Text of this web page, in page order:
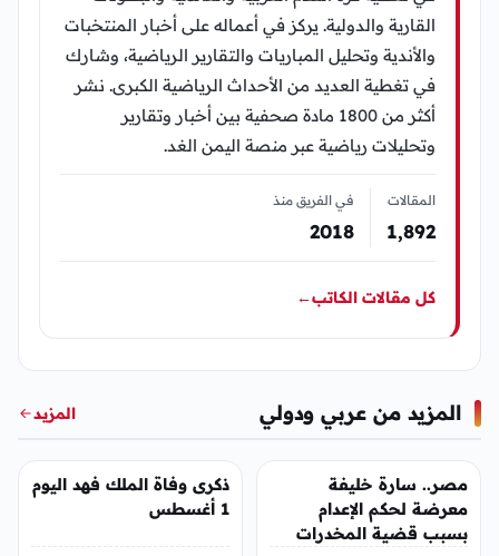
القارية والدولية. يركز في أعماله على أخبار المنتخبات
والأندية وتحليل المباريات والتقارير الرياضية، وشارك
في تغطية العديد من الأحداث الرياضية الكبرى. نشر
أكثر من 1800 مادة صحفية بين أخبار وتقارير
وتحليلات رياضية عبر منصة اليمن الغد.
المقالات
1٬892
في الفريق منذ
2018
كل مقالات الكاتب←
المزيد من عربي ودولي المزيد
مصر.. سارة خليفة
معرضة لحكم الإعدام
بسبب قضية المخدرات
عربي ودولي
ذكرى وفاة الملك فهد اليوم
1 أغسطس